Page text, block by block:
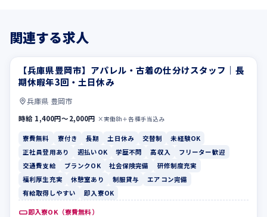
関連する求人
寮費無料 寮付き
【兵庫県豊岡市】アパレル・古着の仕分けスタッフ｜長
期休暇年3回・土日休み
兵庫県 豊岡市
時給 1,400円〜2,000円 ×実働8h＋各種手当込み
寮費無料 寮付き 長期 土日休み 交替制
未経験OK
正社員登用あり
週払いOK 学歴不問 高収入
フリーター歓迎
交通費支給
ブランクOK 社会保険完備
研修制度充実
福利厚生充実
休憩室あり 制服貸与
エアコン完備
有給取得しやすい
即入寮OK
即入寮OK（寮費無料）